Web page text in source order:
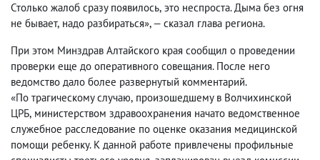
Столько жалоб сразу появилось, это неспроста. Дыма без огня
не бывает, надо разбираться», — сказал глава региона.
При этом Минздрав Алтайского края сообщил о проведении
проверки еще до оперативного совещания. После него
ведомство дало более развернутый комментарий.
«По трагическому случаю, произошедшему в Волчихинской
ЦРБ, министерством здравоохранения начато ведомственное
служебное расследование по оценке оказания медицинской
помощи ребенку. К данной работе привлечены профильные